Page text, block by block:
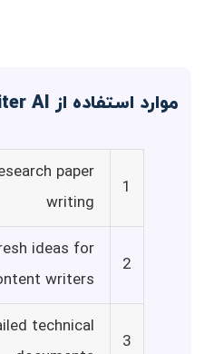
موارد استفاده از CoWriter AI
1
paper
writing
2
ideas for
writers
3
technical